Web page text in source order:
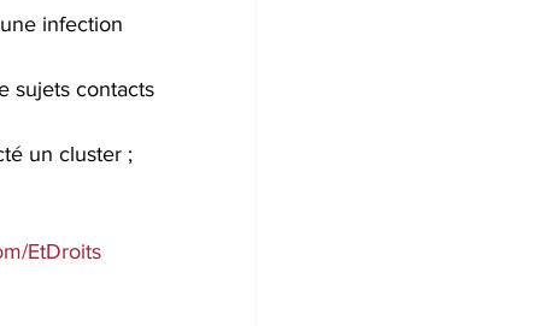
infection
sujets contacts
un cluster ;
EtDroits